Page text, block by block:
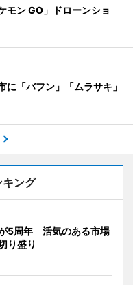
モン GO」ドローンショ
「バフン」「ムラサキ」
キング
5周年 活気のある市場
り盛り